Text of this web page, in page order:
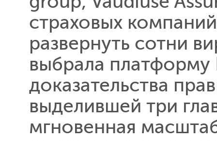
страховых
развернуть сотни
выбрала
доказательства
выделившей три
мгновенная